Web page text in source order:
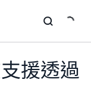
援透過